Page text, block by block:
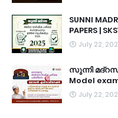
SUNNI
PAPERS |
July 22,
സുന്നി മദ്റസ
Model
July 22,